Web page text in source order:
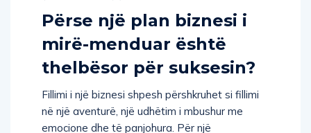
Përse një plan biznesi i
mirë-menduar është
thelbësor për suksesin?
Fillimi i një biznesi shpesh përshkruhet si fillimi
në një aventurë, një udhëtim i mbushur me
emocione dhe të panjohura. Për një